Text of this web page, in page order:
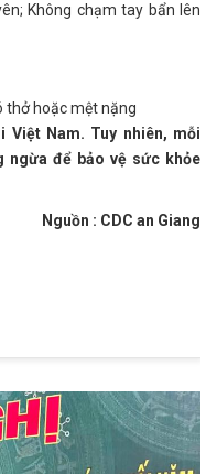
Không chạm tay bẩn lên
thở hoặc mệt nặng
Việt Nam. Tuy nhiên, mỗi
ngừa để bảo vệ sức khỏe
Nguồn : CDC an Giang